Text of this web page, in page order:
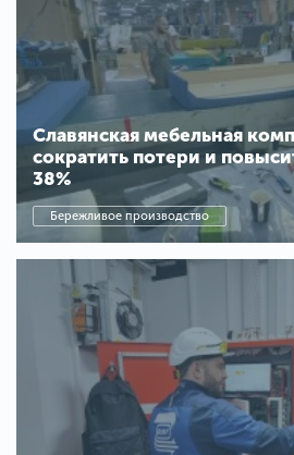
Славянская мебельная
сократить потери и
38%
Бережливое производство